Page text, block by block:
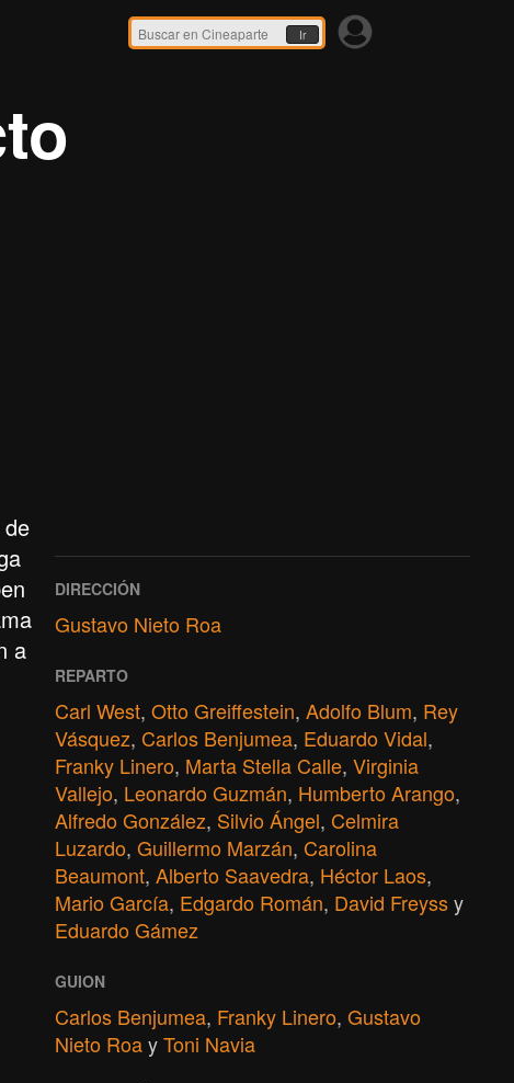
Ir
a
DIRECCIÓN
Gustavo Nieto Roa
REPARTO
Carl West, Otto Greiffestein, Adolfo Blum, Rey
Vásquez, Carlos Benjumea, Eduardo Vidal,
Franky Linero, Marta Stella Calle, Virginia
Vallejo, Leonardo Guzmán, Humberto Arango,
Alfredo González, Silvio Ángel, Celmira
Luzardo, Guillermo Marzán, Carolina
Beaumont, Alberto Saavedra, Héctor Laos,
Mario García, Edgardo Román, David Freyssy
Eduardo Gámez
GUION
Carlos Benjumea, Franky Linero, Gustavo
Nieto RoayToni Navia